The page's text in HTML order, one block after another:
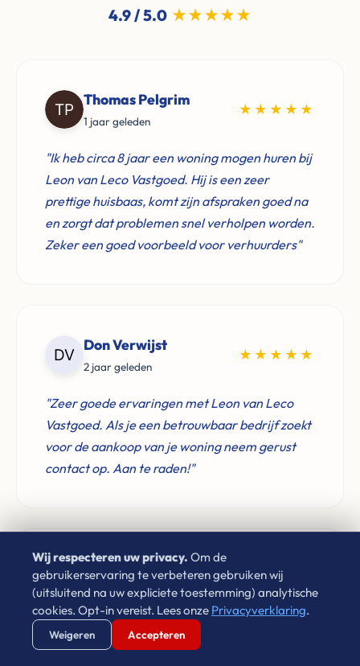
4.9 / 5.0 ★★★★★
Thomas Pelgrim
1 jaar geleden
★★★★★
"Ik heb circa 8 jaar een woning mogen huren bij
Leon van Leco Vastgoed. Hij is een zeer
prettige huisbaas, komt zijn afspraken goed na
en zorgt dat problemen snel verholpen worden.
Zeker een goed voorbeeld voor verhuurders"
Don Verwijst
2 jaar geleden
★★★★★
"Zeer goede ervaringen met Leon van Leco
Vastgoed. Als je een betrouwbaar bedrijf zoekt
voor de aankoop van je woning neem gerust
contact op. Aan te raden!"
Laura Cornet
4 jaar geleden
★★★★★
"Sinds 2009 heb ik via Leon gehuurd in
Eindhoven. Hij is netjes, vriendelijk en zorgt
Wij respecteren uw privacy. Om de
gebruikerservaring te verbeteren gebruiken wij
(uitsluitend na uw expliciete toestemming) analytische
cookies. Opt-in vereist. Lees onze Privacyverklaring.
Weigeren Accepteren
Verstuur WhatsApp